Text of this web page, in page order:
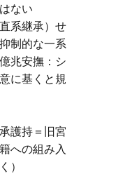
ない
系継承）せ
制的な一系
兆安撫：シ
に基くと規
護持＝旧宮
への組み入
）